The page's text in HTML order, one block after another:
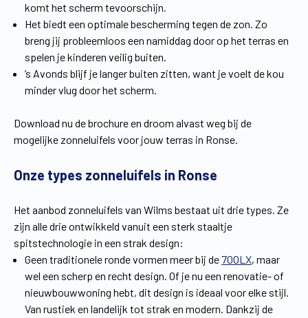
komt het scherm tevoorschijn.
Het biedt een optimale bescherming tegen de zon. Zo
breng jij probleemloos een namiddag door op het terras en
spelen je kinderen veilig buiten.
’s Avonds blijf je langer buiten zitten, want je voelt de kou
minder vlug door het scherm.
Download nu de brochure en droom alvast weg bij de
mogelijke zonneluifels voor jouw terras in Ronse.
Onze types zonneluifels in Ronse
Het aanbod zonneluifels van Wilms bestaat uit drie types. Ze
zijn alle drie ontwikkeld vanuit een sterk staaltje
spitstechnologie in een strak design:
Geen traditionele ronde vormen meer bij de 700LX, maar
wel een scherp en recht design. Of je nu een renovatie- of
nieuwbouwwoning hebt, dit design is ideaal voor elke stijl.
Van rustiek en landelijk tot strak en modern. Dankzij de